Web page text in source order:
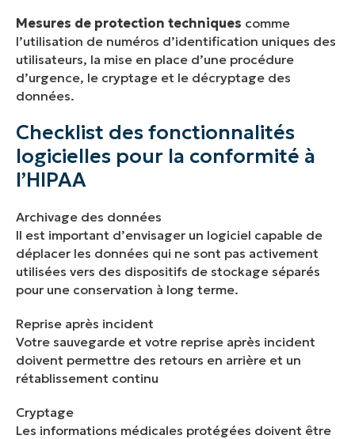
Mesures de protection techniques comme
l’utilisation de numéros d’identification uniques des
utilisateurs, la mise en place d’une procédure
d’urgence, le cryptage et le décryptage des
données.
Checklist des fonctionnalités
logicielles pour la conformité à
l’HIPAA
Archivage des données
Il est important d’envisager un logiciel capable de
déplacer les données qui ne sont pas activement
utilisées vers des dispositifs de stockage séparés
pour une conservation à long terme.
Reprise après incident
Votre sauvegarde et votre reprise après incident
doivent permettre des retours en arrière et un
rétablissement continu
Cryptage
Les informations médicales protégées doivent être